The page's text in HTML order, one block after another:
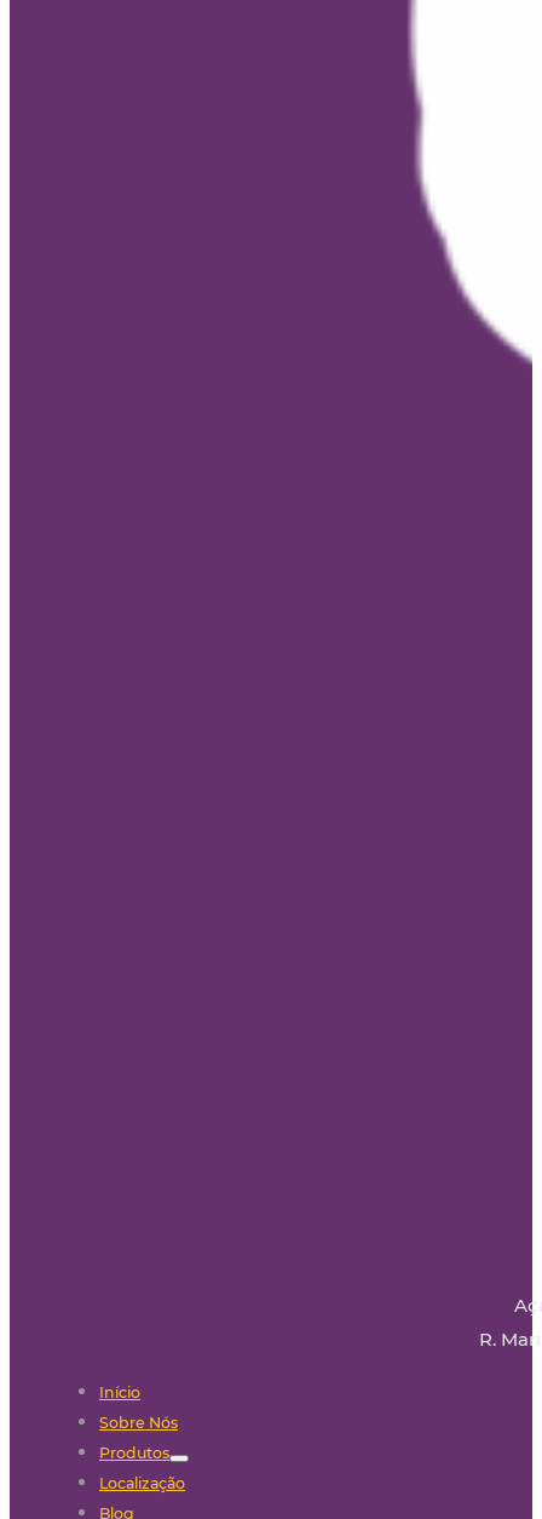
R.
Início
Sobre Nós
Produtos
Localização
Blog